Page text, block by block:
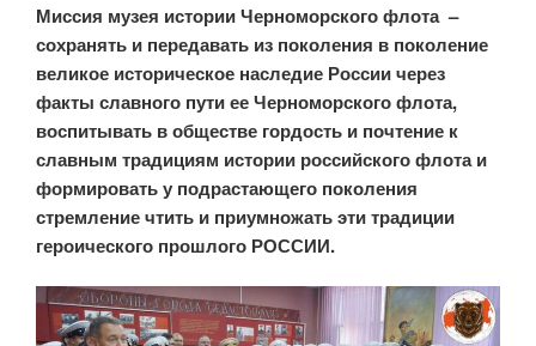
Миссия музея истории Черноморского флота –
сохранять и передавать из поколения в поколение
великое историческое наследие России через
факты славного пути ее Черноморского флота,
воспитывать в обществе гордость и почтение к
славным традициям истории российского флота и
формировать у подрастающего поколения
стремление чтить и приумножать эти традиции
героического прошлого РОССИИ.